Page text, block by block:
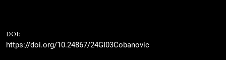
DOI:
https://doi.org/10.24867/24GI03Cobanovic